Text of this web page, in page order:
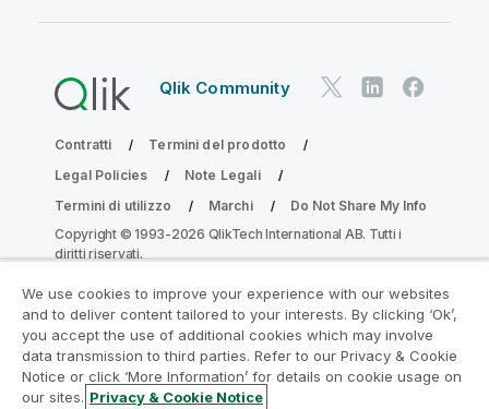
Qlik Community
Contratti
Termini del prodotto
Legal Policies
Note Legali
Termini di utilizzo
Marchi
Do Not Share My Info
Copyright © 1993-2026 QlikTech International AB. Tutti i
diritti riservati.
Partecipa al programma Analytics
Modernization
We use cookies to improve your experience with our websites
and to deliver content tailored to your interests. By clicking ‘Ok’,
you accept the use of additional cookies which may involve
data transmission to third parties. Refer to our Privacy & Cookie
Notice or click ‘More Information’ for details on cookie usage on
our sites. Privacy & Cookie Notice